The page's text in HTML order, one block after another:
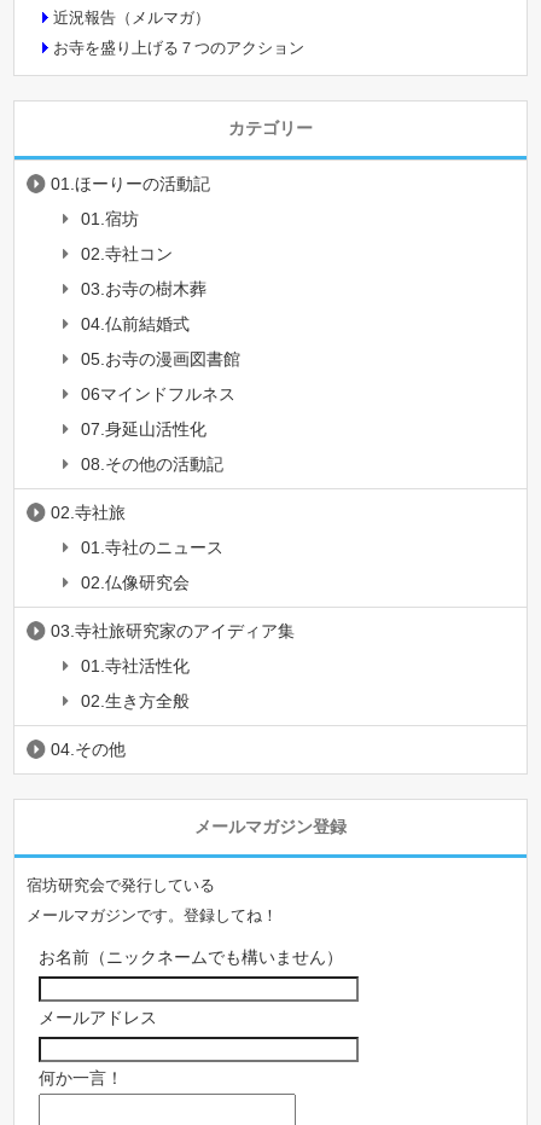
近況報告（メルマガ）
お寺を盛り上げる７つのアクション
カテゴリー
01.ほーりーの活動記
01.宿坊
02.寺社コン
03.お寺の樹木葬
04.仏前結婚式
05.お寺の漫画図書館
06マインドフルネス
07.身延山活性化
08.その他の活動記
02.寺社旅
01.寺社のニュース
02.仏像研究会
03.寺社旅研究家のアイディア集
01.寺社活性化
02.生き方全般
04.その他
メールマガジン登録
宿坊研究会で発行している
メールマガジンです。登録してね！
お名前（ニックネームでも構いません）
メールアドレス
何か一言！